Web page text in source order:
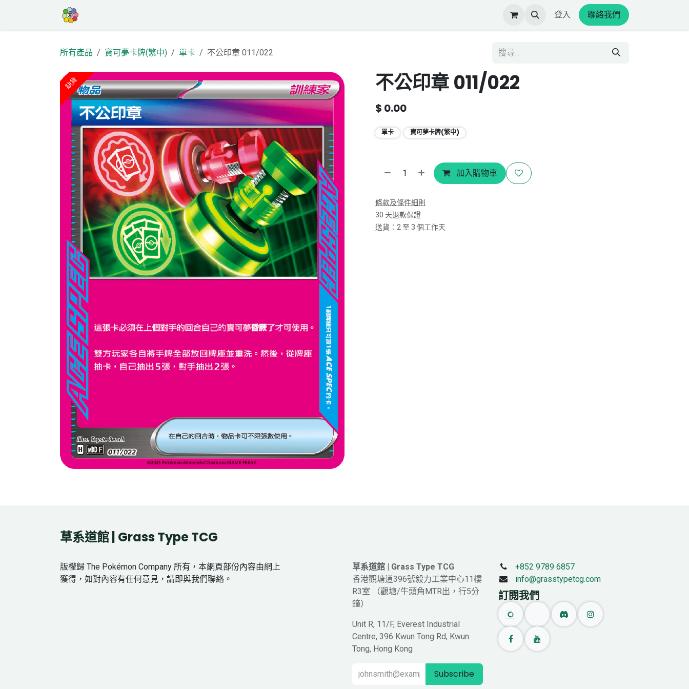
登入 聯絡我們
所有產品 寶可夢卡牌(繁中) 單卡 不公印章 011/022
缺貨 不公印章 011/022
$ 0.00
單卡 寶可夢卡牌(繁中)
加入購物車
條款及條件細則
30 天退款保證
送貨：2 至 3 個工作天
草系道館 | Grass Type TCG
版權歸 The Pokémon Company 所有，本網頁部份內容由網上
獲得，如對內容有任何意見，請即與我們聯絡。
草系道館 | Grass Type TCG
香港觀塘道396號毅力工業中心11樓
R3室 （觀塘/牛頭角MTR出，行5分
鐘）
Unit R, 11/F, Everest Industrial
Centre, 396 Kwun Tong Rd, Kwun
Tong, Hong Kong
Subscribe
+852 9789 6857
info@grasstypetcg.com
訂閱我們